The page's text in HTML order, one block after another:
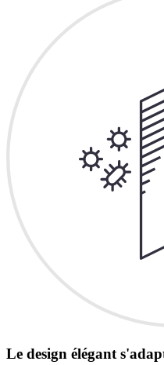
Le design élégant